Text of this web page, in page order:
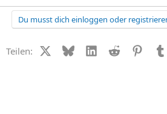
Du musst dich einloggen oder
Teilen: X (Twitter)
BlueskyLinkedIn
Reddit